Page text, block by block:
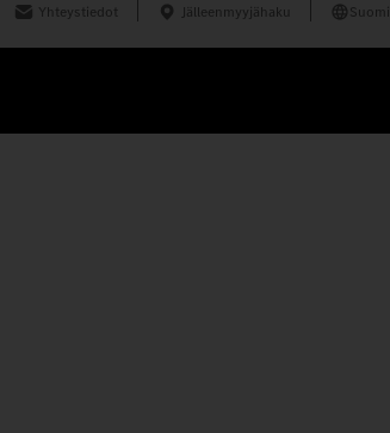
Yhteystiedot Jälleenmyyjähaku Suomi